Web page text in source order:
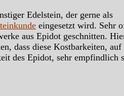
Edelstein, der gerne als
eingesetzt wird. Sehr
aus Epidot geschnitten.
dass diese Kostbarkeiten, auf
des Epidot, sehr empfindlich